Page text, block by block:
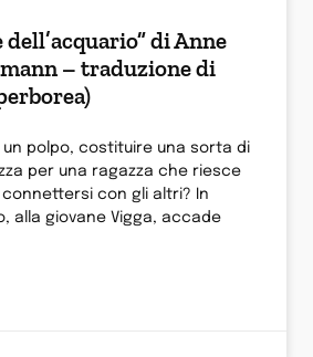
dell’acquario” di Anne
– traduzione di
un polpo, costituire una sorta di
per una ragazza che riesce
con gli altri? In
alla giovane Vigga, accade